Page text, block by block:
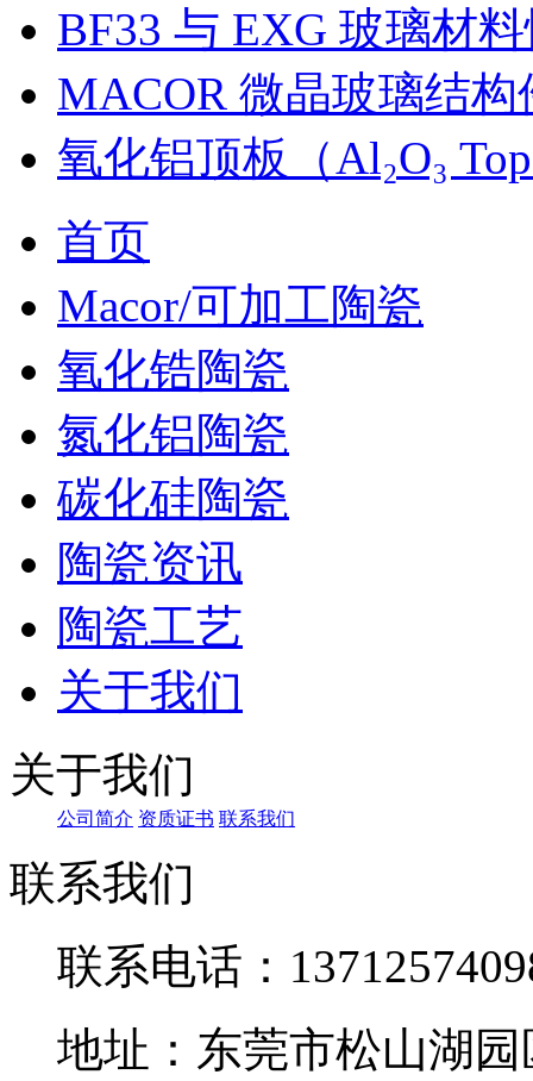
BF33 与 EXG 玻璃材
MACOR 微晶玻璃结
氧化铝顶板（Al₂O₃
首页
Macor/可加工陶瓷
氧化锆陶瓷
氮化铝陶瓷
碳化硅陶瓷
陶瓷资讯
陶瓷工艺
关于我们
关于我们
公司简介 资质证书 联系我们
联系我们
联系电话：
地址：东莞市松山湖